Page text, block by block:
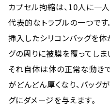
カプセル拘縮は、10人に一
代表的なトラブルの一つです。
挿入したシリコンバッグを
グの周りに被膜を覆ってしま
それ自体は体の正常な動き
がどんどん厚くなり、バッグ
グにダメージを与えます。